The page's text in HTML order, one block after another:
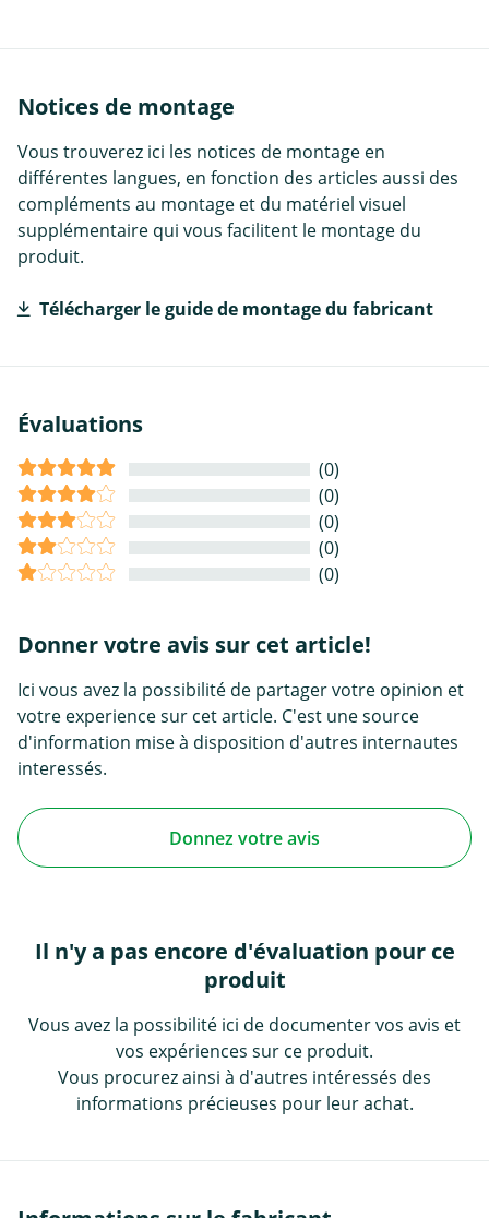
Notices de montage
Vous trouverez ici les notices de montage en
différentes langues, en fonction des articles aussi des
compléments au montage et du matériel visuel
supplémentaire qui vous facilitent le montage du
produit.
Télécharger le guide de montage du fabricant
Évaluations
(0)
(0)
(0)
(0)
(0)
Donner votre avis sur cet article!
Ici vous avez la possibilité de partager votre opinion et
votre experience sur cet article. C'est une source
d'information mise à disposition d'autres internautes
interessés.
Donnez votre avis
Il n'y a pas encore d'évaluation pour ce
produit
Vous avez la possibilité ici de documenter vos avis et
vos expériences sur ce produit.
Vous procurez ainsi à d'autres intéressés des
informations précieuses pour leur achat.